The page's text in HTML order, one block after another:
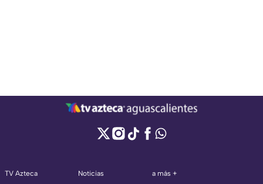
TV Azteca
Noticias
a más +